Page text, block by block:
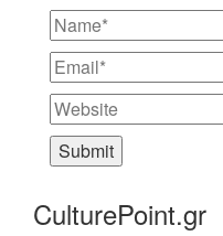
CulturePoint.gr